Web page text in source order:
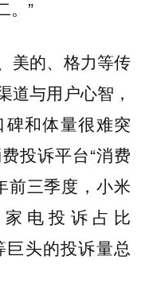
。”
美的、格力等传
道与用户心智，
和体量很难突
投诉平台“消费
前三季度，小米
电投诉占比
巨头的投诉量总